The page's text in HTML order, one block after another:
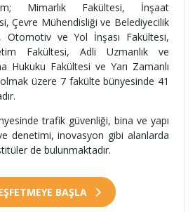
Mimarlık Fakültesi, İnşaat
Çevre Mühendisliği ve Belediyecilik
Otomotiv ve Yol İnşası Fakültesi,
Fakültesi, Adli Uzmanlık ve
Hukuku Fakültesi ve Yarı Zamanlı
üzere 7 fakülte bünyesinde 41
trafik güvenliği, bina ve yapı
ve denetimi, inovasyon gibi alanlarda
de bulunmaktadır.
BAŞLA